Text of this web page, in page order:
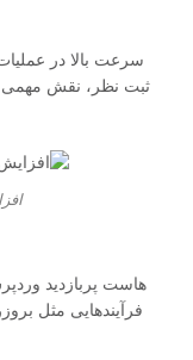
سرعت بالا در
ثبت نظر، نقش مهمی
فرآیندهایی مثل